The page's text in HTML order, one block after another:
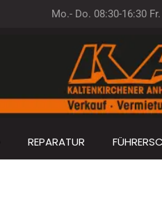
Mo.- Do. 08:30-16:30
REPARATUR